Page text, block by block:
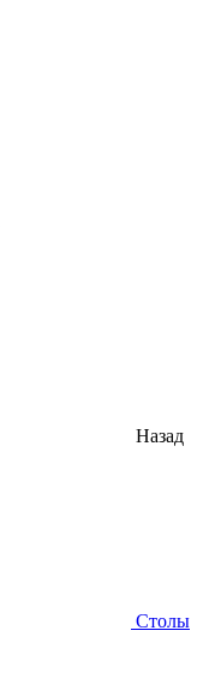
Назад
Столы